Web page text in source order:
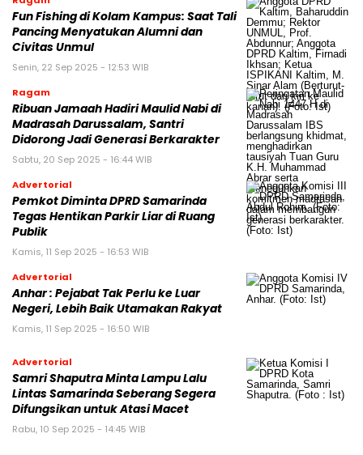
Fun Fishing di Kolam Kampus: Saat Tali
Pancing Menyatukan Alumni dan
Civitas Unmul
Senin, 22 Sep 2025 - 12:53 WIB
Ragam
Ribuan Jamaah Hadiri Maulid Nabi di
Madrasah Darussalam, Santri
Didorong Jadi Generasi Berkarakter
Sabtu, 20 Sep 2025 - 16:44 WIB
Advertorial
Pemkot Diminta DPRD Samarinda
Tegas Hentikan Parkir Liar di Ruang
Publik
Kamis, 11 Sep 2025 - 16:53 WIB
Advertorial
Anhar : Pejabat Tak Perlu ke Luar
Negeri, Lebih Baik Utamakan Rakyat
Kamis, 11 Sep 2025 - 16:50 WIB
Advertorial
Samri Shaputra Minta Lampu Lalu
Lintas Samarinda Seberang Segera
Difungsikan untuk Atasi Macet
Rabu, 10 Sep 2025 - 14:45 WIB